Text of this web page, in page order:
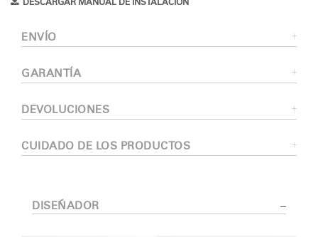
DESCARGAR MANUAL DE INSTALACIÓN
ENVÍO
GARANTÍA
DEVOLUCIONES
CUIDADO DE LOS PRODUCTOS
DISEÑADOR